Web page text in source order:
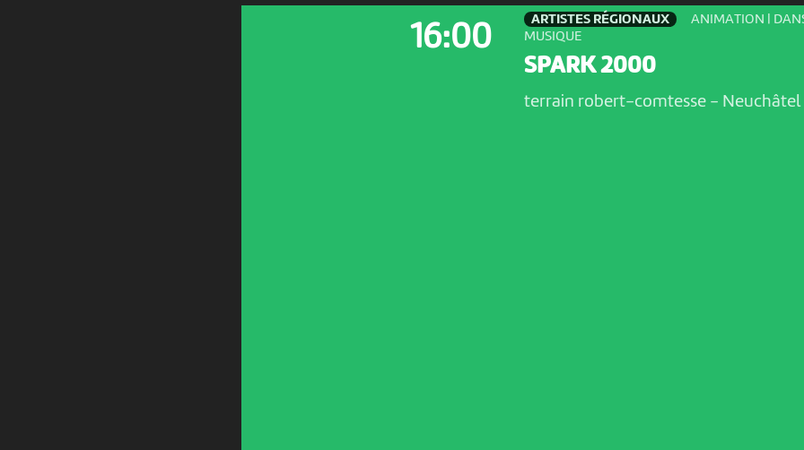
16:00
ARTISTES RÉGIONAUX
ANIMATION |
MUSIQUE
SPARK 2000
terrain robert-comtesse - Neuchâtel